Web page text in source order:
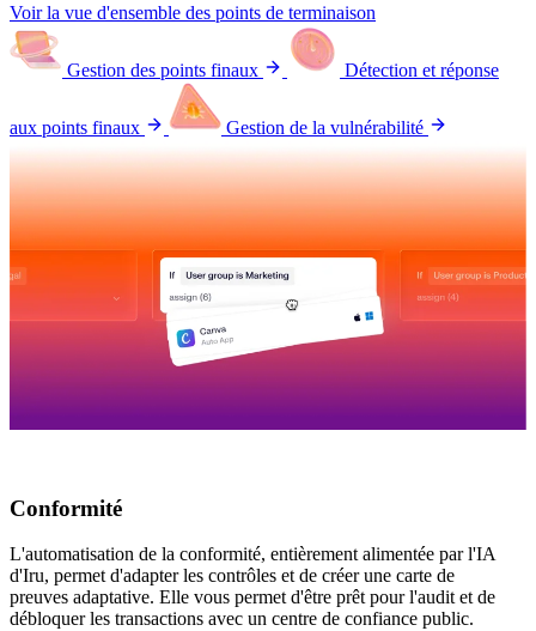
Voir la vue d'ensemble des points de terminaison
Gestion des points finaux Détection et réponse
aux points finaux Gestion de la vulnérabilité
Conformité
L'automatisation de la conformité, entièrement alimentée par l'IA
d'Iru, permet d'adapter les contrôles et de créer une carte de
preuves adaptative. Elle vous permet d'être prêt pour l'audit et de
débloquer les transactions avec un centre de confiance public.